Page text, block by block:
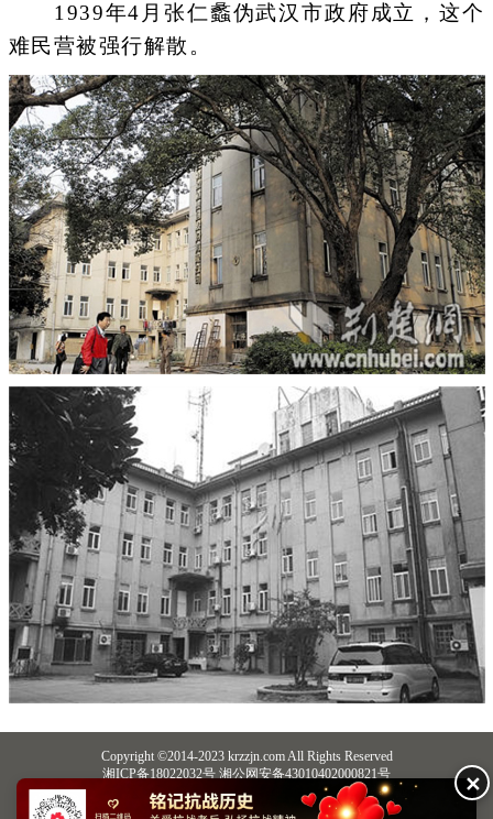
1939年4月张仁蠡伪武汉市政府成立，这个
难民营被强行解散。
Copyright ©2014-2023 krzzjn.com All Rights Reserved
湘ICP备18022032号 湘公网安备43010402000821号
中央网信办违法和不良信息举报中心
长沙市互联网违法和不良信息举报中心
不良信息举报电话：0731-85531328 19198230121（微信同号）
✕